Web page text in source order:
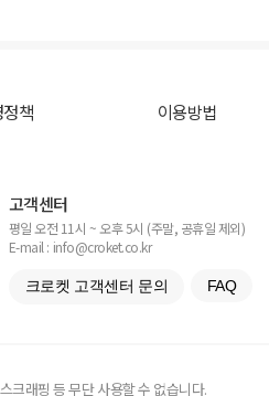
책 이용방법
고객센터
평일 오전 11시 ~ 오후 5시 (주말, 공휴일 제외)
E-mail : info@croket.co.kr
크로켓 고객센터 문의 FAQ
크래핑 등 무단 사용할 수 없습니다.